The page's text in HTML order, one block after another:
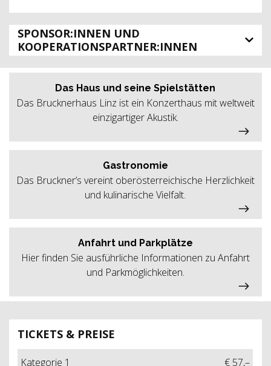
SPONSOR:INNEN UND
KOOPERATIONSPARTNER:INNEN
TICKETS & PREISE
Kategorie 1
€ 57,–
Das Haus und seine Spielstätten
Das Brucknerhaus Linz ist ein Konzerthaus mit weltweit
einzigartiger Akustik.
Gastronomie
Das Bruckner’s vereint oberösterreichische Herzlichkeit
und kulinarische Vielfalt.
Anfahrt und Parkplätze
Hier finden Sie ausführliche Informationen zu Anfahrt
und Parkmöglichkeiten.